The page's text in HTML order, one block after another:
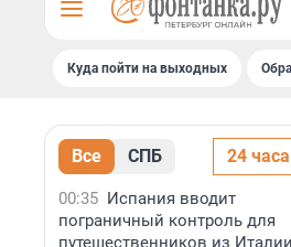
Куда пойти на выходных
Все СПБ 24 часа
00:35 Испания вводит
пограничный контроль для
путешественников из Италии